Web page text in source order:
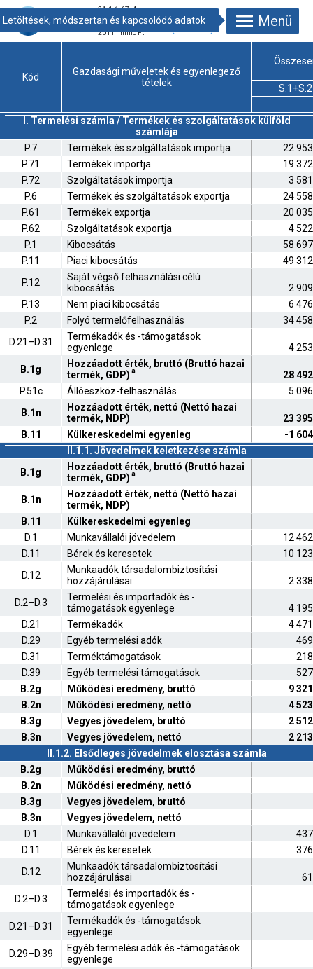
21.1.1.67. A
nemzetgazdaság
integrált számlái,
2011 [millió Ft]
Menü
Kód
Gazdasági műveletek és egyenlegező
tételek
S.1+S.2
I. Termelési számla / Termékek és szolgáltatások külföld
számlája
P.7
Termékek és szolgáltatások importja
22
P.71
Termékek importja
19
P.72
Szolgáltatások importja
3
P.6
Termékek és szolgáltatások exportja
24
P.61
Termékek exportja
20
P.62
Szolgáltatások exportja
4
P.1
Kibocsátás
58
P.11
Piaci kibocsátás
49
P.12
Saját végső felhasználási célú
kibocsátás
2
P.13
Nem piaci kibocsátás
6
P.2
Folyó termelőfelhasználás
34
D.21–D.31
Termékadók és -támogatások
egyenlege
4
B.1g
Hozzáadott érték, bruttó (Bruttó hazai
termék, GDP) a
28
P.51c
Állóeszköz-felhasználás
5
B.1n
Hozzáadott érték, nettó (Nettó hazai
termék, NDP)
23
B.11
Külkereskedelmi egyenleg
-1
II.1.1. Jövedelmek keletkezése számla
B.1g
Hozzáadott érték, bruttó (Bruttó hazai
termék, GDP) a
B.1n
Hozzáadott érték, nettó (Nettó hazai
termék, NDP)
B.11
Külkereskedelmi egyenleg
D.1
Munkavállalói jövedelem
12
D.11
Bérek és keresetek
10
D.12
Munkaadók társadalombiztosítási
hozzájárulásai
2
D.2–D.3
Termelési és importadók és -
támogatások egyenlege
4
D.21
Termékadók
4
D.29
Egyéb termelési adók
D.31
Terméktámogatások
D.39
Egyéb termelési támogatások
B.2g
Működési eredmény, bruttó
9
B.2n
Működési eredmény, nettó
4
B.3g
Vegyes jövedelem, bruttó
2
B.3n
Vegyes jövedelem, nettó
2
II.1.2. Elsődleges jövedelmek elosztása számla
B.2g
Működési eredmény, bruttó
B.2n
Működési eredmény, nettó
B.3g
Vegyes jövedelem, bruttó
B.3n
Vegyes jövedelem, nettó
D.1
Munkavállalói jövedelem
D.11
Bérek és keresetek
D.12
Munkaadók társadalombiztosítási
hozzájárulásai
D.2–D.3
Termelési és importadók és -
támogatások egyenlege
D.21–D.31
Termékadók és -támogatások
egyenlege
D.29–D.39
Egyéb termelési adók és -támogatások
egyenlege